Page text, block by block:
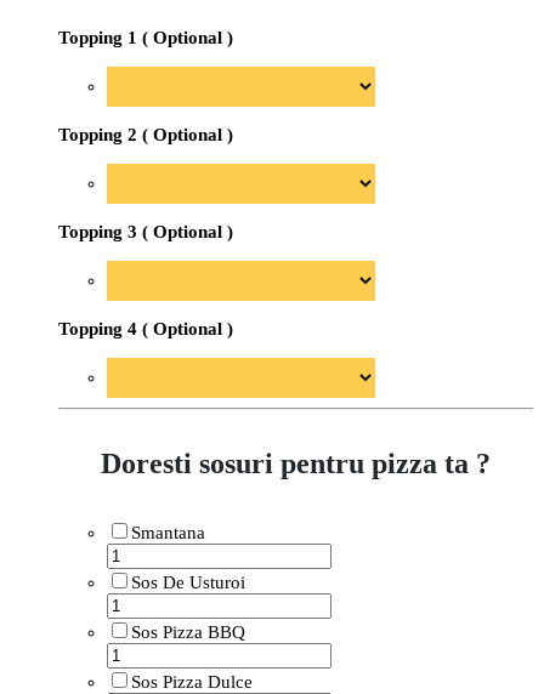
Topping 1 ( Optional )
Topping 2 ( Optional )
Topping 3 ( Optional )
Topping 4 ( Optional )
Doresti sosuri pentru pizza ta ?
Smantana
Sos De Usturoi
Sos Pizza BBQ
Sos Pizza Dulce